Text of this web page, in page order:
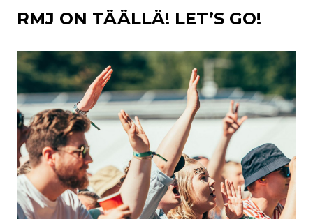
RMJ ON TÄÄLLÄ! LET’S GO!